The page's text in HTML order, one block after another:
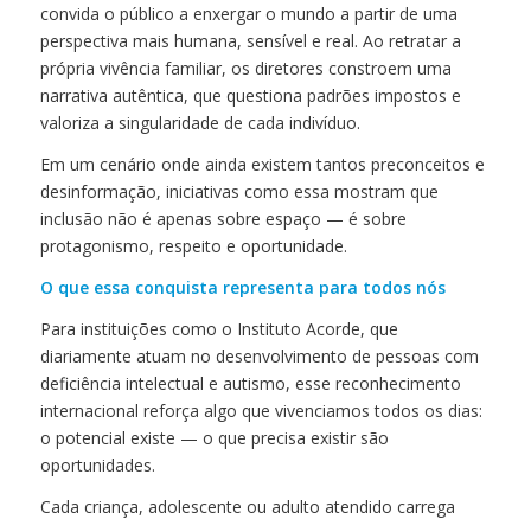
convida o público a enxergar o mundo a partir de uma
perspectiva mais humana, sensível e real. Ao retratar a
própria vivência familiar, os diretores constroem uma
narrativa autêntica, que questiona padrões impostos e
valoriza a singularidade de cada indivíduo.
Em um cenário onde ainda existem tantos preconceitos e
desinformação, iniciativas como essa mostram que
inclusão não é apenas sobre espaço — é sobre
protagonismo, respeito e oportunidade.
O que essa conquista representa para todos nós
Para instituições como o Instituto Acorde, que
diariamente atuam no desenvolvimento de pessoas com
deficiência intelectual e autismo, esse reconhecimento
internacional reforça algo que vivenciamos todos os dias:
o potencial existe — o que precisa existir são
oportunidades.
Cada criança, adolescente ou adulto atendido carrega